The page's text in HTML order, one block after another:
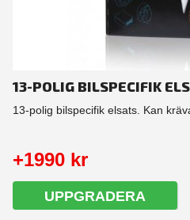
13-POLIG BILSPECIFIK
13-polig bilspecifik elsats. Kan
+1990 kr
UPPGRADERA